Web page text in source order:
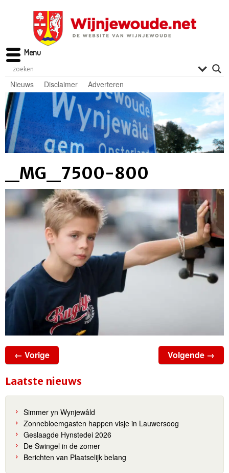
Nieuws Disclaimer Adverteren
_MG_7500-800
← Vorige Volgende →
Laatste nieuws
Simmer yn Wynjewâld
Zonnebloemgasten happen visje in Lauwersoog
Geslaagde Hynstedei 2026
De Swingel in de zomer
Berichten van Plaatselijk belang
Menu